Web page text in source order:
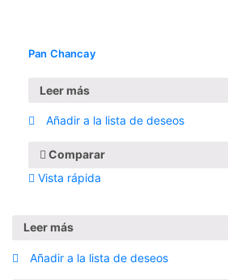
Pan Chancay
Leer más
Añadir a la lista de deseos
Comparar
Vista rápida
Leer más
Añadir a la lista de deseos